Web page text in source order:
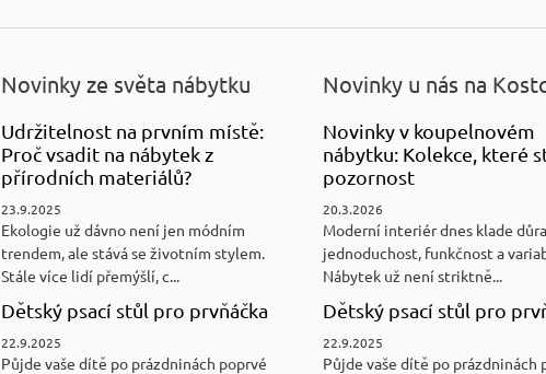
Novinky ze světa nábytku
Udržitelnost na prvním místě:
Proč vsadit na nábytek z
přírodních materiálů?
23.9.2025
Ekologie už dávno není jen módním
trendem, ale stává se životním stylem.
Stále více lidí přemýšlí, c...
Dětský psací stůl pro prvňáčka
22.9.2025
Půjde vaše dítě po prázdninách poprvé
Novinky u nás na
Novinky v koupelnovém
nábytku: Kolekce, které
pozornost
20.3.2026
Moderní interiér dnes klade
jednoduchost, funkčnost a
Nábytek už není striktně...
Dětský psací stůl pro
22.9.2025
Půjde vaše dítě po prázdninách